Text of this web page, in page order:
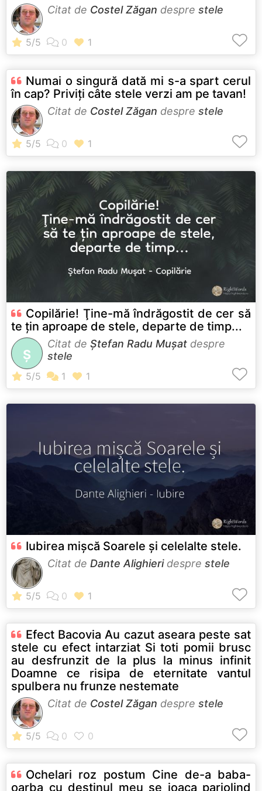
Citat de Costel Zăgan despre stele
Numai o singură dată mi s-a spart cerul
în cap? Priviţi câte stele verzi am pe tavan!
Citat de Costel Zăgan despre stele
Copilărie! Ţine-mă îndrăgostit de cer să
te țin aproape de stele, departe de timp...
Ş
Citat de Ştefan Radu Muşat despre
stele
Iubirea mișcă Soarele și celelalte stele.
Citat de Dante Alighieridespre stele
Efect Bacovia Au cazut aseara peste sat
stele cu efect intarziat Si toti pomii brusc
au desfrunzit de la plus la minus infinit
Doamne ce risipa de eternitate vantul
spulbera nu frunze nestemate
Citat de Costel Zăgan despre stele
Ochelari roz postum Cine de-a baba-
oarba cu destinul meu se joaca parjolind